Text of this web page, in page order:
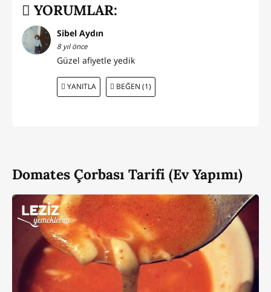
YORUMLAR:
Sibel Aydın
8 yıl önce
Güzel afiyetle yedik
YANITLA BEĞEN (1)
Domates Çorbası Tarifi (Ev Yapımı)